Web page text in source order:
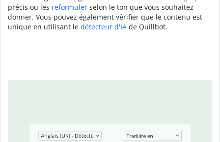
précis ou les reformuler selon le ton que vous souhaitez
donner. Vous pouvez également vérifier que le contenu est
unique en utilisant le détecteur d'IA de Quillbot.